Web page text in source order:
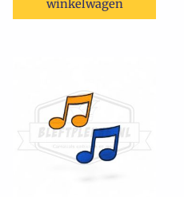
winkelwagen